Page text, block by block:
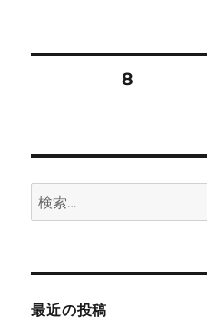
ナ
ビ
ー
固定ページ8
検
索:
最近の投稿